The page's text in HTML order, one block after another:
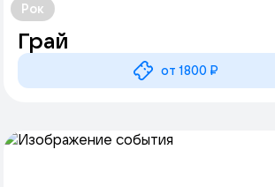
Рок
Грай
от 1800 ₽